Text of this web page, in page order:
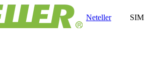
Neteller SIM